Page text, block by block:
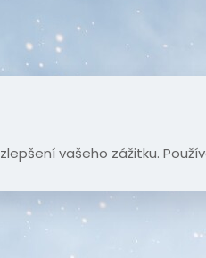
vašeho zážitku.